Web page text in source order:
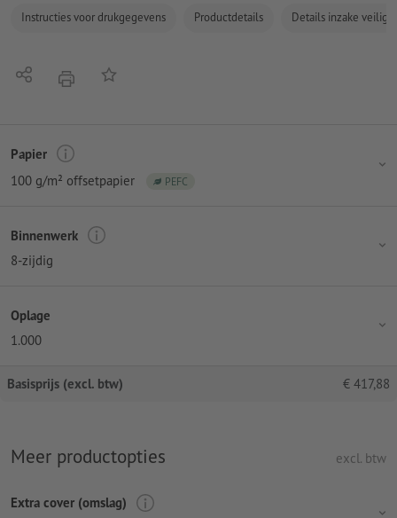
Instructies voor drukgegevens Productdetails Details inzake
Delen afdrukkenOp de lijst
Papier
100 g/m² offsetpapier
PEFC
Binnenwerk
8-zijdig
Oplage
1.000
Basisprijs (excl. btw) € 417,88
Meer productopties excl. btw
Extra cover (omslag)